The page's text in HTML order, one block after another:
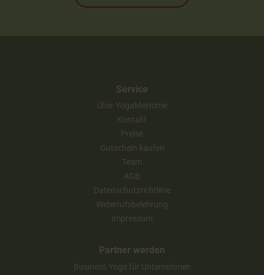
Service
Über YogaMeHome
Kontakt
Preise
Gutschein kaufen
Team
AGB
Datenschutzrichtlinie
Widerrufsbelehrung
Impressum
Partner werden
Business Yoga für Unternehmen